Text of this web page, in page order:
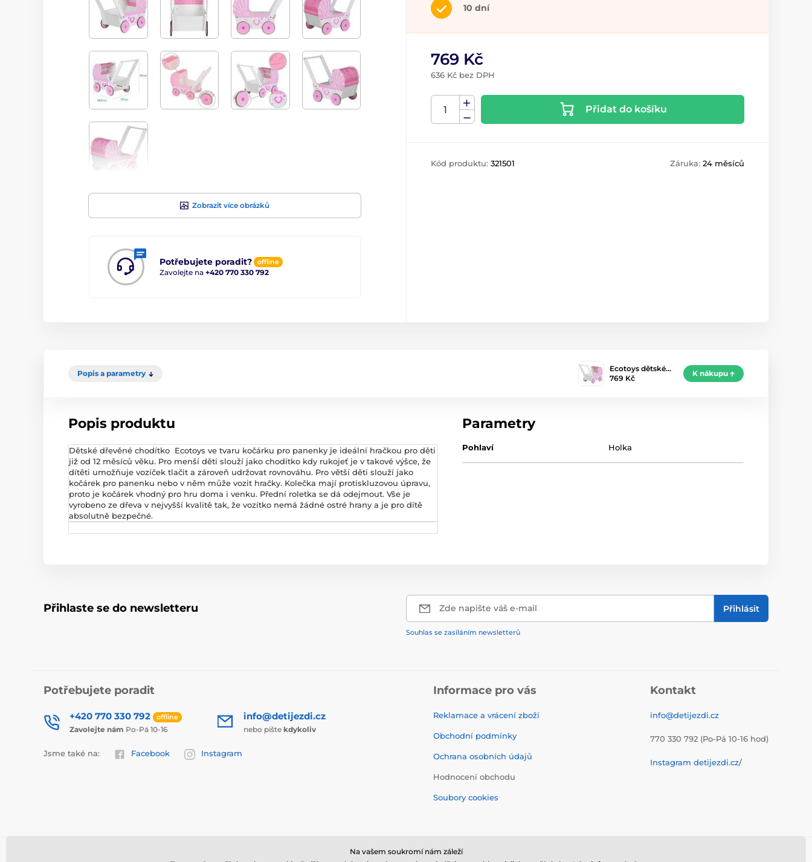
Zobrazit více obrázků
Potřebujete poradit? offline
Zavolejte na +420 770 330 792
10 dní
769 Kč
636 Kč bez DPH
Přidat do košíku
Kód produktu: 321501 Záruka: 24 měsíců
Popis a parametry
Ecotoys dětské…
769 Kč
K nákupu
Popis produktu
Dětské dřevěné chodítko Ecotoys ve tvaru kočárku pro panenky je ideální hračkou pro děti
již od 12 měsíců věku. Pro menší děti slouží jako chodítko kdy rukojeť je v takové výšce, že
dítěti umožňuje vozíček tlačit a zároveň udržovat rovnováhu. Pro větší děti slouží jako
kočárek pro panenku nebo v něm může vozit hračky. Kolečka mají protiskluzovou úpravu,
proto je kočárek vhodný pro hru doma i venku. Přední roletka se dá odejmout. Vše je
vyrobeno ze dřeva v nejvyšší kvalitě tak, že vozítko nemá žádné ostré hrany a je pro dítě
absolutně bezpečné.
Parametry
Pohlaví Holka
Přihlaste se do newsletteru Zde napište váš e-mail Přihlásit
Souhlas se zasíláním newsletterů
Potřebujete poradit
+420 770 330 792 offline
Zavolejte nám Po-Pá 10-16
info@detijezdi.cz
nebo pište kdykoliv
Jsme také na: Facebook Instagram
Informace pro vás
Reklamace a vrácení zboží
Obchodní podmínky
Ochrana osobních údajů
Hodnocení obchodu
Soubory cookies
Kontakt
info@detijezdi.cz
770 330 792 (Po-Pá 10-16 hod)
Instagram detijezdi.cz/
Na vašem soukromí nám záleží